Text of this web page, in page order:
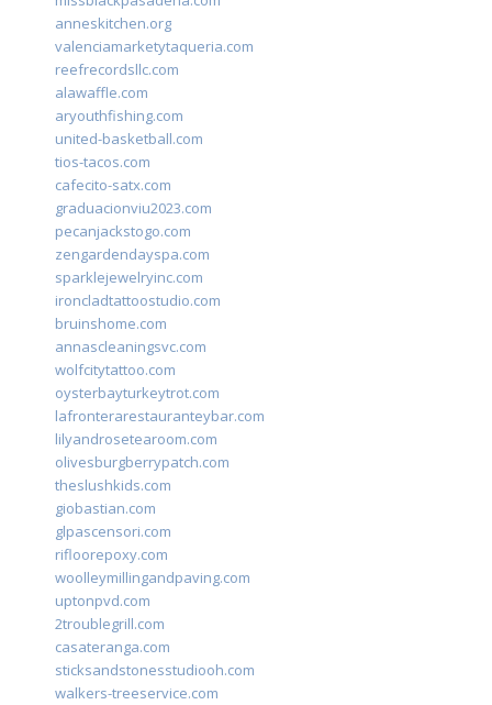
anneskitchen.org
valenciamarketytaqueria.com
reefrecordsllc.com
alawaffle.com
aryouthfishing.com
united-basketball.com
tios-tacos.com
cafecito-satx.com
graduacionviu2023.com
pecanjackstogo.com
zengardendayspa.com
sparklejewelryinc.com
ironcladtattoostudio.com
bruinshome.com
annascleaningsvc.com
wolfcitytattoo.com
oysterbayturkeytrot.com
lafronterarestauranteybar.com
lilyandrosetearoom.com
olivesburgberrypatch.com
theslushkids.com
giobastian.com
glpascensori.com
rifloorepoxy.com
woolleymillingandpaving.com
uptonpvd.com
2troublegrill.com
casateranga.com
sticksandstonesstudiooh.com
walkers-treeservice.com